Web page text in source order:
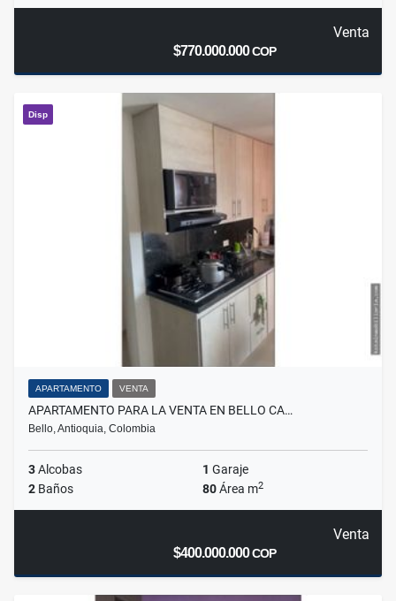
Venta
$770.000.000COP
Disp
APARTAMENTO VENTA
APARTAMENTO PARA LA VENTA EN BELLO CA…
Bello, Antioquia, Colombia
3Alcobas 1 Garaje
2 Baños 80Área m2
Venta
$400.000.000COP